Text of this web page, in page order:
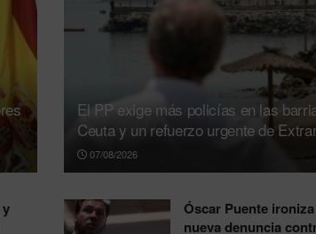
El PP exige más policías en las
Ceuta y un refuerzo urgente de
07/08/2026
Óscar Puente
nueva denuncia